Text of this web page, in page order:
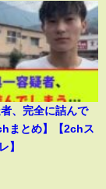
、完全に詰んで
まとめ】【2chス
】